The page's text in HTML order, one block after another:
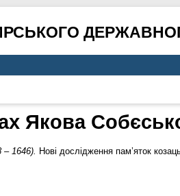
Якова
– 1646). Нові дослідження пам’яток